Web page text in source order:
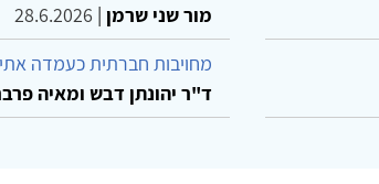
מור שני שרמן |
28.6.2026
מחויבות חברתית כעמדה
ד"ר יהונתן דבש ומאיה